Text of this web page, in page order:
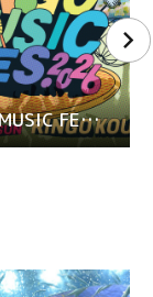
RINGO MUSIC FES.2026